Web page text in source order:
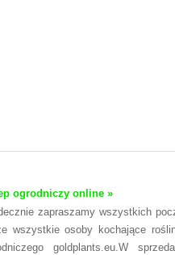
ogrodniczy online »
zapraszamy wszystkich
wszystkie osoby kochające
goldplants.eu.W